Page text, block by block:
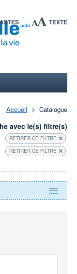
TEXTE
Accueil Catalogue
avec le(s) filtre(s)
RETIRER CE FILTRE
RETIRER CE FILTRE